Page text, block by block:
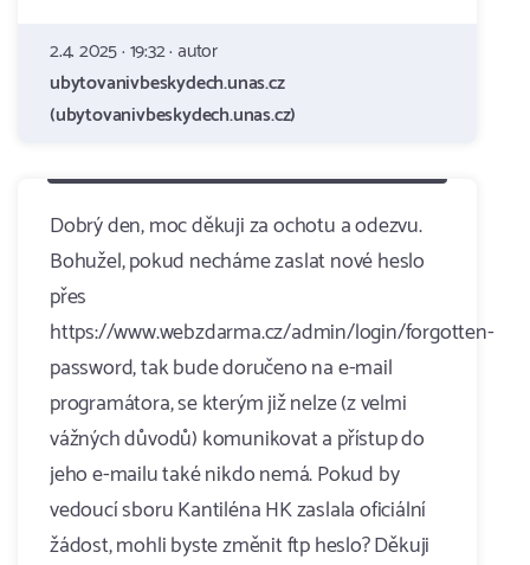
2.4. 2025 · 19:32 · autor
ubytovanivbeskydech.unas.cz
(ubytovanivbeskydech.unas.cz)
Dobrý den, moc děkuji za ochotu a odezvu.
Bohužel, pokud necháme zaslat nové heslo
přes
https://www.webzdarma.cz/admin/login/forgotten-
password, tak bude doručeno na e-mail
programátora, se kterým již nelze (z velmi
vážných důvodů) komunikovat a přístup do
jeho e-mailu také nikdo nemá. Pokud by
vedoucí sboru Kantiléna HK zaslala oficiální
žádost, mohli byste změnit ftp heslo? Děkuji